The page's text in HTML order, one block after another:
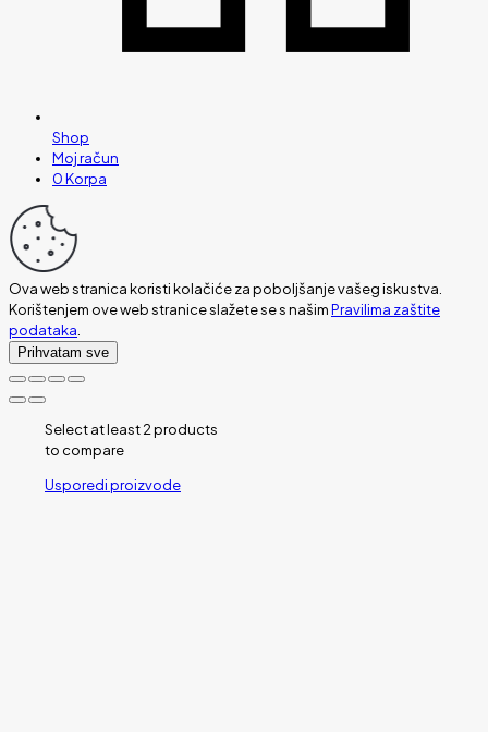
Shop
Moj račun
0Korpa
Ova web stranica koristi kolačiće za poboljšanje vašeg iskustva.
Korištenjem ove web stranice slažete se s našimPravilima zaštite
podataka.
Prihvatam sve
Select at least 2 products
to compare
Usporedi proizvode